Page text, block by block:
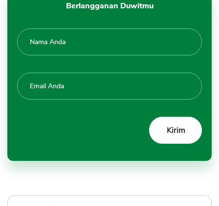
Berlangganan Duwitmu